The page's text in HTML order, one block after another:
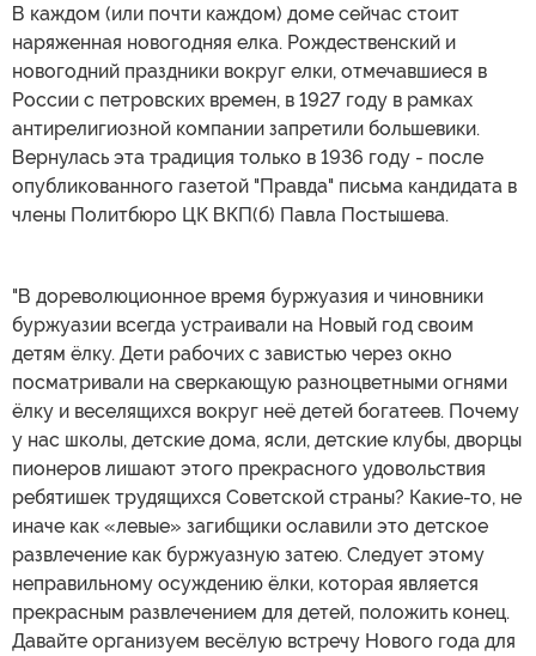
В каждом (или почти каждом) доме сейчас стоит
наряженная новогодняя елка. Рождественский и
новогодний праздники вокруг елки, отмечавшиеся в
России с петровских времен, в 1927 году в рамках
антирелигиозной компании запретили большевики.
Вернулась эта традиция только в 1936 году - после
опубликованного газетой "Правда" письма кандидата в
члены Политбюро ЦК ВКП(б) Павла Постышева.
"В дореволюционное время буржуазия и чиновники
буржуазии всегда устраивали на Новый год своим
детям ёлку. Дети рабочих с завистью через окно
посматривали на сверкающую разноцветными огнями
ёлку и веселящихся вокруг неё детей богатеев. Почему
у нас школы, детские дома, ясли, детские клубы, дворцы
пионеров лишают этого прекрасного удовольствия
ребятишек трудящихся Советской страны? Какие-то, не
иначе как «левые» загибщики ославили это детское
развлечение как буржуазную затею. Следует этому
неправильному осуждению ёлки, которая является
прекрасным развлечением для детей, положить конец.
Давайте организуем весёлую встречу Нового года для